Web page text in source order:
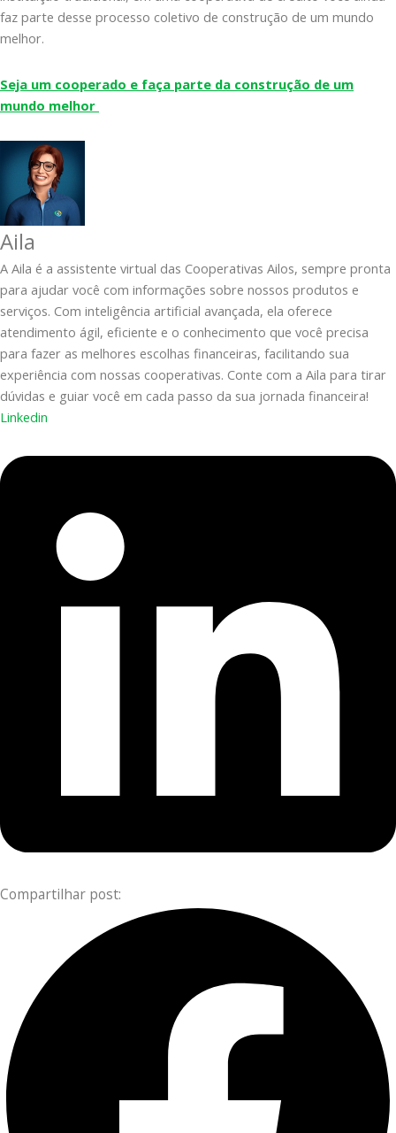
faz parte desse processo coletivo de construção de um mundo
melhor.
Seja um cooperado e faça parte da construção de um
mundo melhor
Aila
A Aila é a assistente virtual das Cooperativas Ailos, sempre pronta
para ajudar você com informações sobre nossos produtos e
serviços. Com inteligência artificial avançada, ela oferece
atendimento ágil, eficiente e o conhecimento que você precisa
para fazer as melhores escolhas financeiras, facilitando sua
experiência com nossas cooperativas. Conte com a Aila para tirar
dúvidas e guiar você em cada passo da sua jornada financeira!
Linkedin
Compartilhar post: